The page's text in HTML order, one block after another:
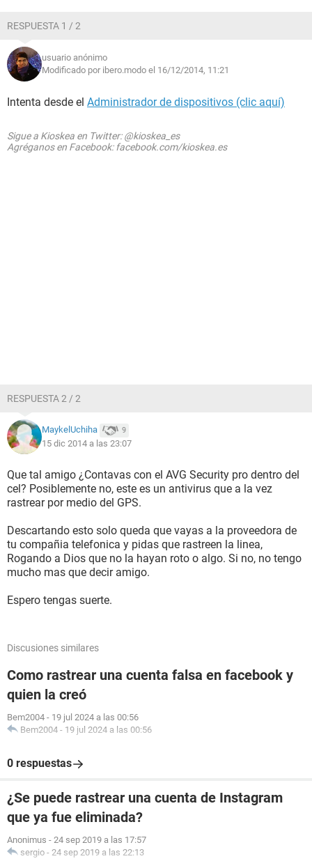
RESPUESTA 1 / 2
usuario anónimo
Modificado por ibero.modo el 16/12/2014, 11:21
Intenta desde el Administrador de dispositivos (clic aquí)
Sigue a Kioskea en Twitter: @kioskea_es
Agréganos en Facebook: facebook.com/kioskea.es
RESPUESTA 2 / 2
MaykelUchiha 9
15 dic 2014 a las 23:07
Que tal amigo ¿Contavas con el AVG Security pro dentro del
cel? Posiblemente no, este es un antivirus que a la vez
rastrear por medio del GPS.
Descartando esto solo queda que vayas a la proveedora de
tu compañia telefonica y pidas que rastreen la linea,
Rogando a Dios que no la hayan roto o algo. Si no, no tengo
mucho mas que decir amigo.
Espero tengas suerte.
Discusiones similares
Como rastrear una cuenta falsa en facebook y
quien la creó
Bem2004 - 19 jul 2024 a las 00:56
Bem2004 - 19 jul 2024 a las 00:56
0 respuestas
¿Se puede rastrear una cuenta de Instagram
que ya fue eliminada?
Anonimus - 24 sep 2019 a las 17:57
sergio - 24 sep 2019 a las 22:13